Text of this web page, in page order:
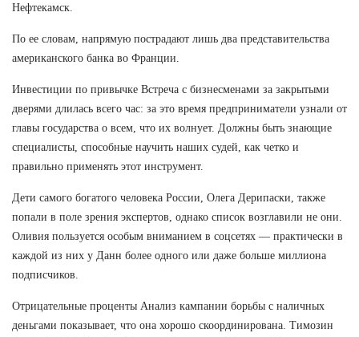
Нефтекамск.
По ее словам, напрямую пострадают лишь два представительства
американского банка во Франции.
Инвестиции по привычке Встреча с бизнесменами за закрытыми
дверями длилась всего час: за это время предприниматели узнали от
главы государства о всем, что их волнует. Должны быть знающие
специалисты, способные научить наших судей, как четко и
правильно применять этот инструмент.
Дети самого богатого человека России, Олега Дерипаски, также
попали в поле зрения экспертов, однако список возглавили не они.
Оливия пользуется особым вниманием в соцсетях — практически в
каждой из них у Данн более одного или даже больше миллиона
подписчиков.
Отрицательные проценты Анализ кампании борьбы с наличных
деньгами показывает, что она хорошо скоординирована. Tимозин